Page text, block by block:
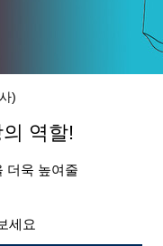
)
역할!
더욱 높여줄
세요